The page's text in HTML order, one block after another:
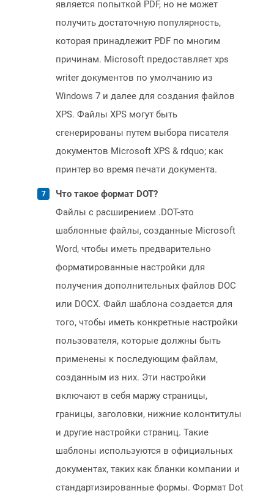
является попыткой PDF, но не может
получить достаточную популярность,
которая принадлежит PDF по многим
причинам. Microsoft предоставляет xps
writer документов по умолчанию из
Windows 7 и далее для создания файлов
XPS. Файлы XPS могут быть
сгенерированы путем выбора писателя
документов Microsoft XPS & rdquo; как
принтер во время печати документа.
Что такое формат DOT?
Файлы с расширением .DOT-это
шаблонные файлы, созданные Microsoft
Word, чтобы иметь предварительно
форматированные настройки для
получения дополнительных файлов DOC
или DOCX. Файл шаблона создается для
того, чтобы иметь конкретные настройки
пользователя, которые должны быть
применены к последующим файлам,
созданным из них. Эти настройки
включают в себя маржу страницы,
границы, заголовки, нижние колонтитулы
и другие настройки страниц. Такие
шаблоны используются в официальных
документах, таких как бланки компании и
стандартизированные формы. Формат Dot